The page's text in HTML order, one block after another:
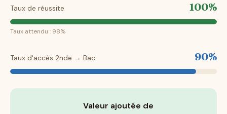
Taux de réussite 100%
Taux attendu : 98%
Taux d'accès 2nde → Bac 90%
Valeur ajoutée de